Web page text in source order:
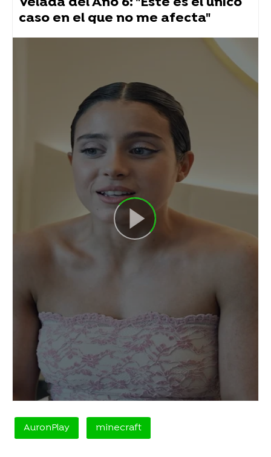
caso en el que no me afecta"
AuronPlay minecraft